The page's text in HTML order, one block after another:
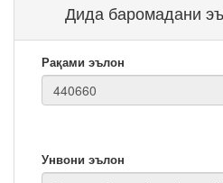
Дида баромадани
Рақами эълон
Унвони эълон